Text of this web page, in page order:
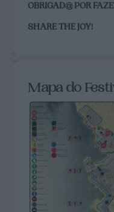
OBRIGAD@ POR
SHARE THE JOY!
Mapa do